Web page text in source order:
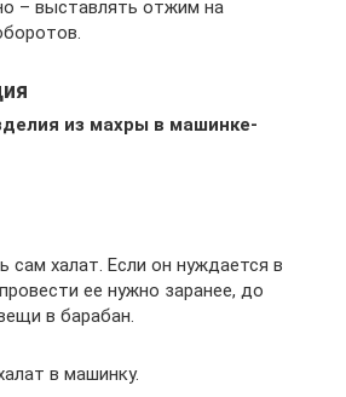
– выставлять отжим на
из махры в машинке-
сам халат. Если он нуждается в
ее нужно заранее, до
в барабан.
в машинку.